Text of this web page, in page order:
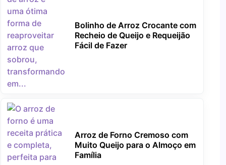
Bolinho de Arroz Crocante com
Recheio de Queijo e Requeijão
Fácil de Fazer
Arroz de Forno Cremoso com
Muito Queijo para o Almoço em
Família